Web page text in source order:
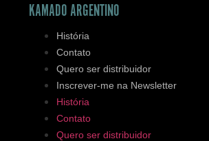
KAMADO ARGENTINO
História
Contato
Quero ser distribuidor
Inscrever-me na Newsletter
História
Contato
Quero ser distribuidor